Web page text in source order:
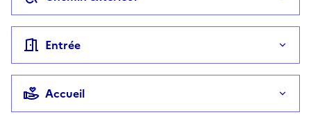
Entrée
Accueil